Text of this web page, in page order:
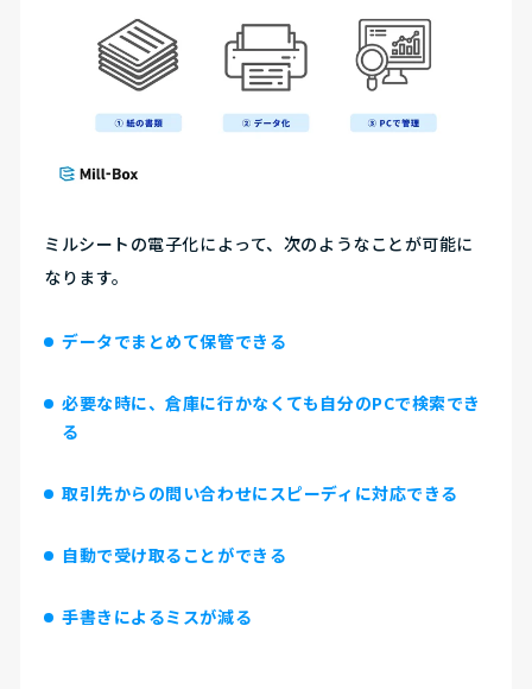
ミルシートの電子化によって、次のようなことが可能に
なります。
データでまとめて保管できる
必要な時に、倉庫に行かなくても自分のPCで検索でき
る
取引先からの問い合わせにスピーディに対応できる
自動で受け取ることができる
手書きによるミスが減る